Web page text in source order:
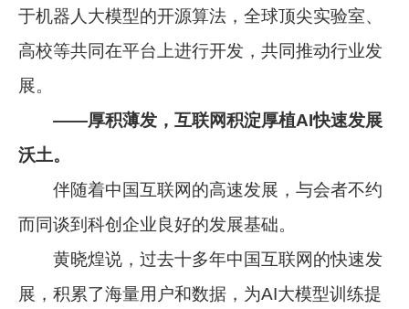
于机器人大模型的开源算法，全球顶尖实验室、
高校等共同在平台上进行开发，共同推动行业发
展。
——厚积薄发，互联网积淀厚植AI快速发展
沃土。
伴随着中国互联网的高速发展，与会者不约
而同谈到科创企业良好的发展基础。
黄晓煌说，过去十多年中国互联网的快速发
展，积累了海量用户和数据，为AI大模型训练提